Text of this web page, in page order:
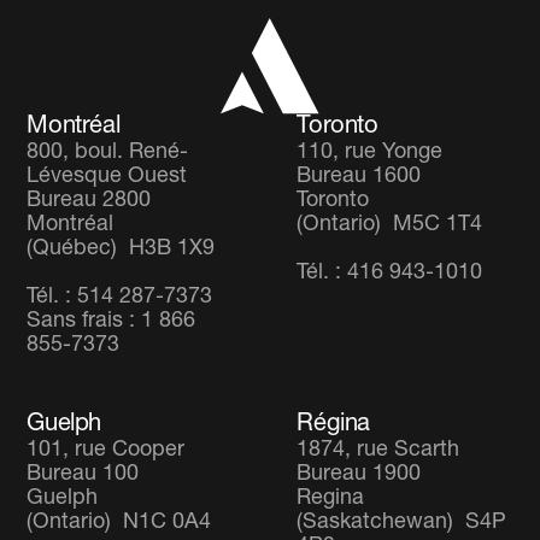
Fonds Équilibré Mondial
Fonds d’actions Diversifié Mondial
Montréal
800, boul. René-
Lévesque Ouest
Bureau 2800
Montréal
(Québec) H3B 1X9
Tél. : 514 287-7373
Sans frais : 1 866
855-7373
Toronto
110, rue Yonge
Bureau 1600
Toronto
(Ontario) M5C 1T4
Tél. : 416 943-1010
Guelph
101, rue Cooper
Bureau 100
Guelph
(Ontario) N1C 0A4
Régina
1874, rue Scarth
Bureau 1900
Regina
(Saskatchewan) S4P